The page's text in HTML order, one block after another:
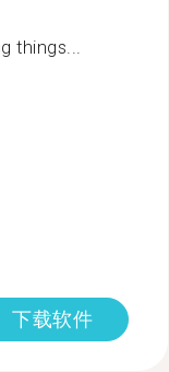
things...
下载软件